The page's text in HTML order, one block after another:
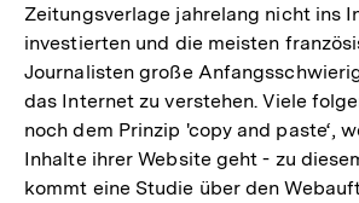
Zeitungsverlage jahrelang nicht ins
investierten und die meisten
Journalisten große
das Internet zu verstehen. Viele
noch dem Prinzip 'copy and paste‘,
Inhalte ihrer Website geht - zu
kommt eine Studie über den